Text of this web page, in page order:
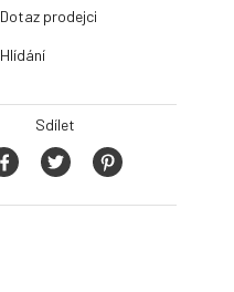
Dotaz prodejci
Hlídání
Sdílet